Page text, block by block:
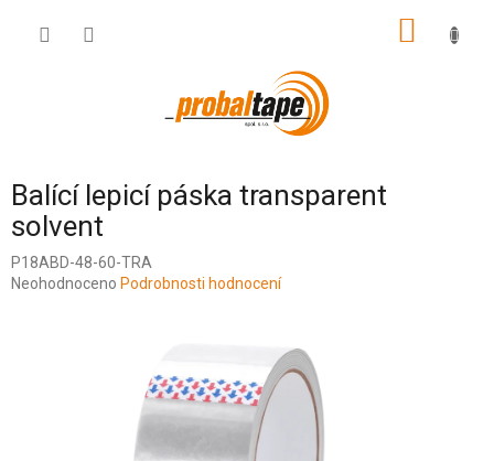
Balící lepicí páska transparent
solvent
P18ABD-48-60-TRA
Průměrné
Neohodnoceno Podrobnosti hodnocení